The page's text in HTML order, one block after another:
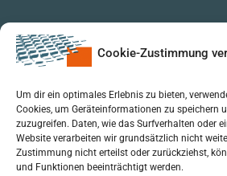
Cookie-Zustimmung
Um dir ein optimales Erlebnis zu bieten,
Cookies, um Geräteinformationen zu speichern
zuzugreifen. Daten, wie das Surfverhalten oder
Website verarbeiten wir grundsätzlich nicht
Zustimmung nicht erteilst oder zurückziehst,
und Funktionen beeinträchtigt werden.